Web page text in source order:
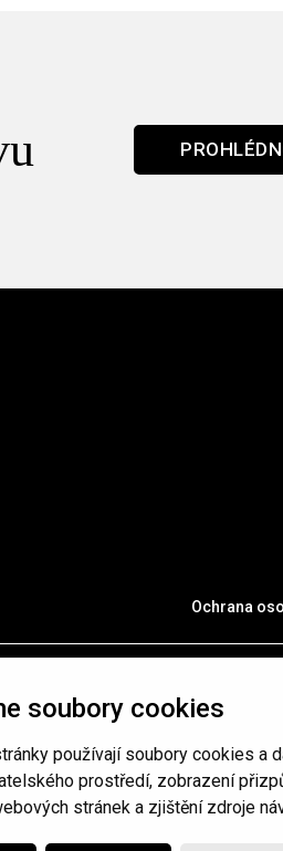
soubory cookies
používají soubory cookies a
prostředí, zobrazení
stránek a zjištění zdroje
Ochrana